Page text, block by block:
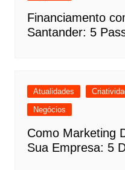
Financiamento
Santander: 5
Atualidades
Negócios
Como Marketing
Sua Empresa: 5